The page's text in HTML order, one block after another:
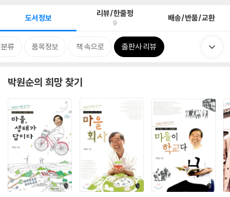
도서정보 리뷰/한줄평
9 배송/반품/교환
류 품목정보 책 속으로 출판사 리뷰
박원순의 희망 찾기